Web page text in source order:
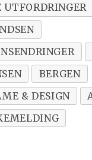
BERGEN
& DESIGN